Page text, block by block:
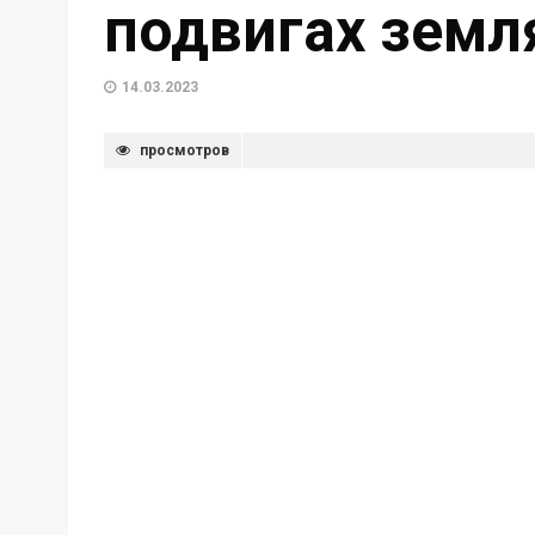
подвигах
14.03.2023
просмотров